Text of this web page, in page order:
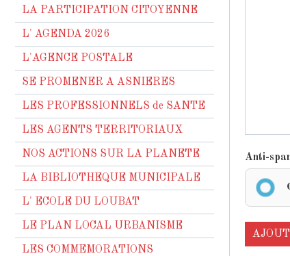
Anti-
LA PARTICIPATION CITOYENNE
L' AGENDA 2026
L'AGENCE POSTALE
SE PROMENER A ASNIERES
LES PROFESSIONNELS de SANTE
LES AGENTS TERRITORIAUX
NOS ACTIONS SUR LA PLANETE
LA BIBLIOTHEQUE MUNICIPALE
L' ECOLE DU LOUBAT
LE PLAN LOCAL URBANISME
LES COMMEMORATIONS